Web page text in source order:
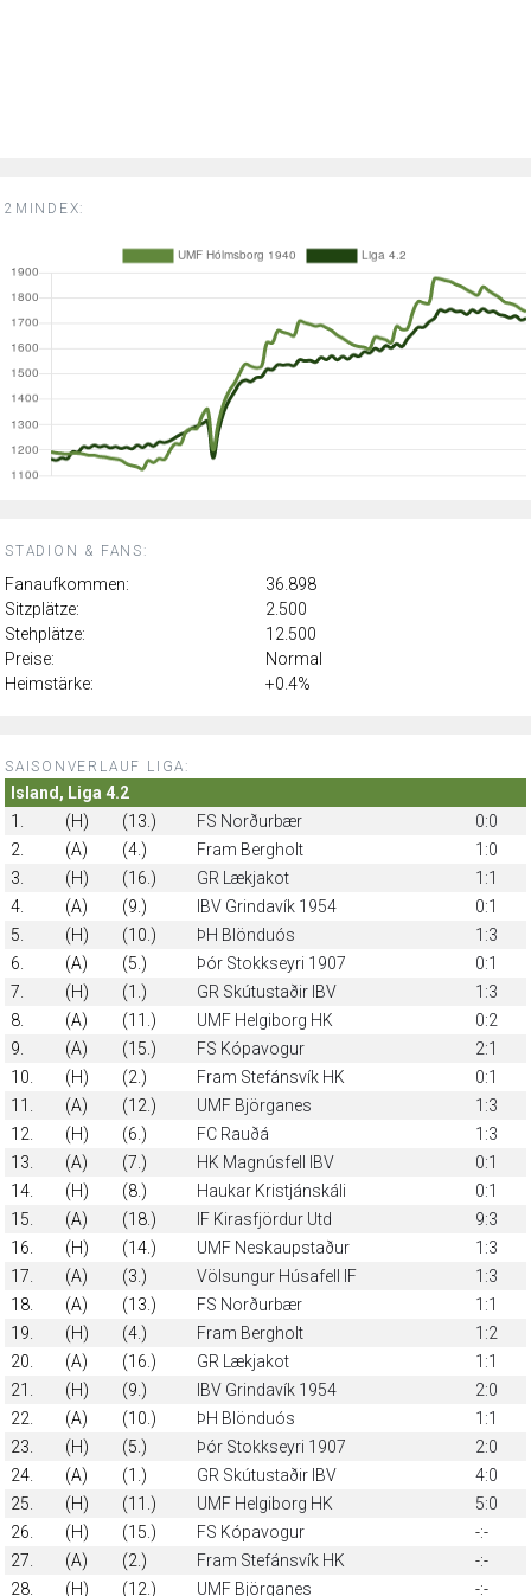
2MINDEX:
STADION & FANS:
Fanaufkommen:
36.898
Sitzplätze:
2.500
Stehplätze:
12.500
Preise:
Normal
Heimstärke:
+0.4%
SAISONVERLAUF LIGA:
Island, Liga 4.2
1.
(H) (13.) FS Norðurbær
0:0
2.
(A) (4.) Fram Bergholt
1:0
3.
(H) (16.) GR Lækjakot
1:1
4.
(A) (9.) IBV Grindavík 1954
0:1
5.
(H) (10.) ÞH Blönduós
1:3
6.
(A) (5.) Þór Stokkseyri 1907
0:1
7.
(H) (1.) GR Skútustaðir IBV
1:3
8.
(A) (11.) UMF Helgiborg HK
0:2
9.
(A) (15.) FS Kópavogur
2:1
10.
(H) (2.) Fram Stefánsvík HK
0:1
11.
(A) (12.) UMF Björganes
1:3
12.
(H) (6.) FC Rauðá
1:3
13.
(A) (7.) HK Magnúsfell IBV
0:1
14.
(H) (8.) Haukar Kristjánskáli
0:1
15.
(A) (18.) IF Kirasfjördur Utd
9:3
16.
(H) (14.) UMF Neskaupstaður
1:3
17.
(A) (3.) Völsungur Húsafell IF
1:3
18.
(A) (13.) FS Norðurbær
1:1
19.
(H) (4.) Fram Bergholt
1:2
20.
(A) (16.) GR Lækjakot
1:1
21.
(H) (9.) IBV Grindavík 1954
2:0
22.
(A) (10.) ÞH Blönduós
1:1
23.
(H) (5.) Þór Stokkseyri 1907
2:0
24.
(A) (1.) GR Skútustaðir IBV
4:0
25.
(H) (11.) UMF Helgiborg HK
5:0
26.
(H) (15.) FS Kópavogur
-:-
27.
(A) (2.) Fram Stefánsvík HK
-:-
28.
(H) (12.) UMF Björganes
-:-